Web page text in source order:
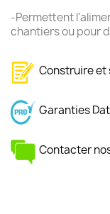
-Permettent
chantiers ou pour
Construire et
Garanties
Contacter